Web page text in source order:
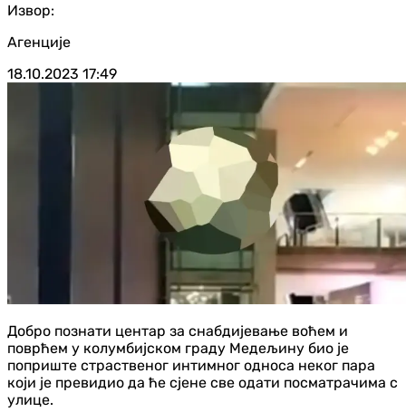
Извор:
Агенције
18.10.2023 17:49
Добро познати центар за снабдијевање воћем и
поврћем у колумбијском граду Медељину био је
поприште страственог интимног односа неког пара
који је превидио да ће сјене све одати посматрачима с
улице.